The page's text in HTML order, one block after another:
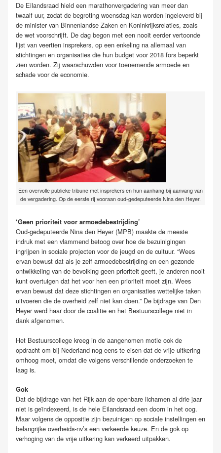
De Eilandsraad hield een marathonvergadering van meer dan
twaalf uur, zodat de begroting woensdag kan worden ingeleverd bij
de minister van Binnenlandse Zaken en Koninkrijksrelaties, zoals
de wet voorschrijft. De dag begon met een nooit eerder vertoonde
lijst van veertien insprekers, op een enkeling na allemaal van
stichtingen en organisaties die hun budget voor 2018 fors beperkt
zien worden. Zij waarschuwden voor toenemende armoede en
schade voor de economie.
Een overvolle publieke tribune met insprekers en hun aanhang bij aanvang van
de vergadering. Op de eerste rij vooraan oud-gedeputeerde Nina den Heyer.
‘Geen prioriteit voor armoedebestrijding’
Oud-gedeputeerde Nina den Heyer (MPB) maakte de meeste
indruk met een vlammend betoog over hoe de bezuinigingen
ingrijpen in sociale projecten voor de jeugd en de cultuur. “Wees
ervan bewust dat als je zelf armoedebestrijding en een gezonde
ontwikkeling van de bevolking geen prioriteit geeft, je anderen nooit
kunt overtuigen dat het voor hen een prioriteit moet zijn. Wees
ervan bewust dat deze stichtingen en organisaties wettelijke taken
uitvoeren die de overheid zelf niet kan doen.” De bijdrage van Den
Heyer werd haar door de coalitie en het Bestuurscollege niet in
dank afgenomen.
Het Bestuurscollege kreeg in de aangenomen motie ook de
opdracht om bij Nederland nog eens te eisen dat de vrije uitkering
omhoog moet, omdat die volgens verschillende onderzoeken te
laag is.
Gok
Dat de bijdrage van het Rijk aan de openbare lichamen al drie jaar
niet is geïndexeerd, is de hele Eilandsraad een doorn in het oog.
Maar volgens de oppositie zijn bezuinigen op sociale instellingen en
belangrijke overheids-nv’s een verkeerde keuze. En de gok op
verhoging van de vrije uitkering kan verkeerd uitpakken.